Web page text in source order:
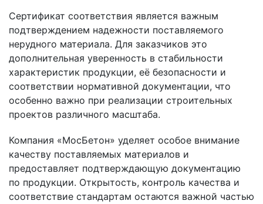
Сертификат соответствия является важным
подтверждением надежности поставляемого
нерудного материала. Для заказчиков это
дополнительная уверенность в стабильности
характеристик продукции, её безопасности и
соответствии нормативной документации, что
особенно важно при реализации строительных
проектов различного масштаба.
Компания «МосБетон» уделяет особое внимание
качеству поставляемых материалов и
предоставляет подтверждающую документацию
по продукции. Открытость, контроль качества и
соответствие стандартам остаются важной частью